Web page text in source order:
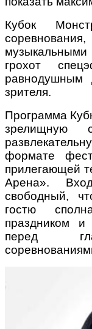
Кубок
грохот
равнодушным
зрителя.
Программа
зрелищную
формате
прилегающей
Арена».
свободный,
гостю
праздником
перед